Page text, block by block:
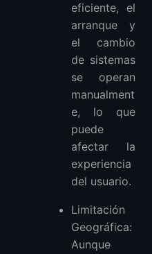
eficiente, el
arranque y
el cambio
de sistemas
se operan
manualment
e, lo que
puede
afectar la
experiencia
del usuario.
Limitación
Geográfica:
Aunque